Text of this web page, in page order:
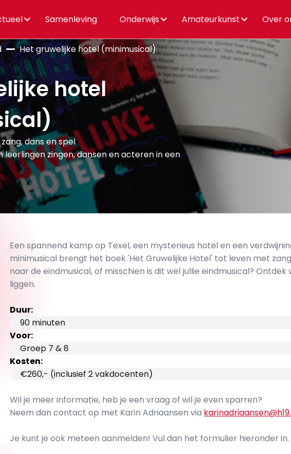
Samenleving Onderwijs Amateurkunst Over
Het gruwelijke hotel (minimusical)
hotel
dans en spel
zingen, dansen en acteren in een
Een spannend kamp op Texel, een mysterieus hotel en een
minimusical brengt het boek 'Het Gruwelijke Hotel' tot leven met
naar de eindmusical, of misschien is dit wel jullie eindmusical?
liggen.
Duur:
90 minuten
Voor:
Groep 7 & 8
Kosten:
€260,- (inclusief 2 vakdocenten)
Wil je meer informatie, heb je een vraag of wil je even sparren?
Neem dan contact op met Karin Adriaansen via
Je kunt je ook meteen aanmelden! Vul dan het formulier hieronder in.